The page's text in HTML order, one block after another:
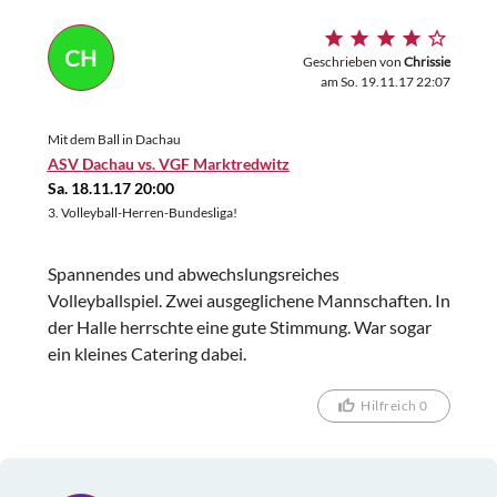
CH Geschrieben von Chrissie
am So. 19.11.17 22:07
Mit dem Ball in Dachau
ASV Dachau vs. VGF Marktredwitz
Sa. 18.11.17 20:00
3. Volleyball-Herren-Bundesliga!
Spannendes und abwechslungsreiches
Volleyballspiel. Zwei ausgeglichene Mannschaften. In
der Halle herrschte eine gute Stimmung. War sogar
ein kleines Catering dabei.
Hilfreich 0